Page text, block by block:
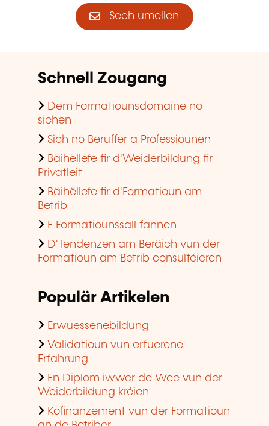
Sech umellen
Schnell Zougang
Dem Formatiounsdomaine no
sichen
Sich no Beruffer a Professiounen
Bäihëllefe fir d'Weiderbildung fir
Privatleit
Bäihëllefe fir d'Formatioun am
Betrib
E Formatiounssall fannen
D'Tendenzen am Beräich vun der
Formatioun am Betrib consultéieren
Populär Artikelen
Erwuessenebildung
Validatioun vun erfuerene
Erfahrung
En Diplom iwwer de Wee vun der
Weiderbildung kréien
Kofinanzement vun der Formatioun